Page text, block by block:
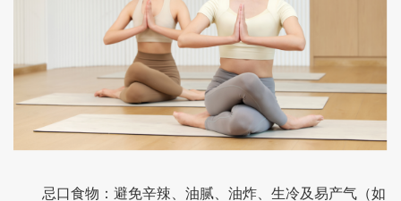
忌口食物：避免辛辣、油腻、油炸、生冷及易产气（如